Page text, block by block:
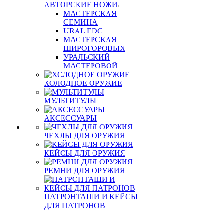
АВТОРСКИЕ НОЖИ
МАСТЕРСКАЯ
СЕМИНА
URAL EDC
МАСТЕРСКАЯ
ШИРОГОРОВЫХ
УРАЛЬСКИЙ
МАСТЕРОВОЙ
ХОЛОДНОЕ ОРУЖИЕ
МУЛЬТИТУЛЫ
АКСЕССУАРЫ
ЧЕХЛЫ ДЛЯ ОРУЖИЯ
КЕЙСЫ ДЛЯ ОРУЖИЯ
РЕМНИ ДЛЯ ОРУЖИЯ
ПАТРОНТАШИ И КЕЙСЫ
ДЛЯ ПАТРОНОВ